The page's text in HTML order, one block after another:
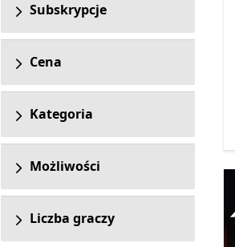
Subskrypcje
Cena
Kategoria
Możliwości
Liczba graczy